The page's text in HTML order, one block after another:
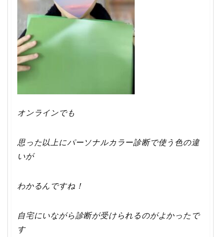
オンラインでも
思った以上にパーソナルカラー診断で使う色の違
いが
わかるんですね！
自宅にいながら診断が受けられるのがよかったで
す